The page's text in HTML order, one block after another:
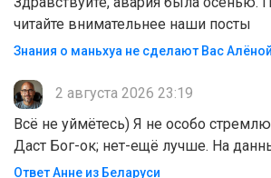
читайте внимательнее наши посты
Знания о маньхуа не сделают Вас Алëной
2 августа 2026 23:19
Всё не уймётесь) Я не особо
Даст Бог-ок; нет-ещё лучше. На
Ответ Анне из Беларуси